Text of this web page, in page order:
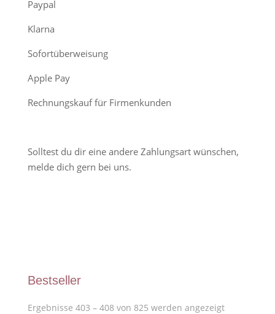
Paypal
Klarna
Sofortüberweisung
Apple Pay
Rechnungskauf für Firmenkunden
Solltest du dir eine andere Zahlungsart wünschen,
melde dich gern bei uns.
Bestseller
Ergebnisse 403 – 408 von 825 werden angezeigt